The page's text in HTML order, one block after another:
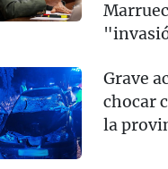
Grave
chocar
la